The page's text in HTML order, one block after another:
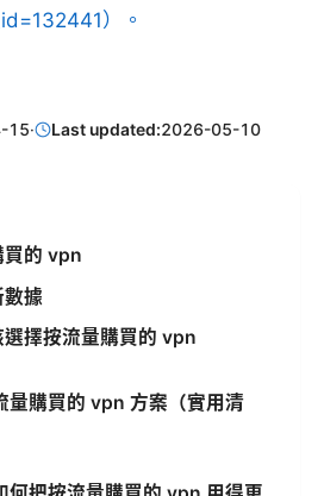
）。
15· Last updated:2026-05-10
買的 vpn
據
擇按流量購買的 vpn
量購買的 vpn 方案（實用清